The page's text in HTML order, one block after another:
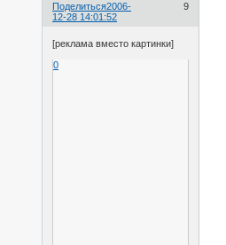
Поделиться 9
2006-
12-28 14:01:52
[реклама вместо картинки]
0